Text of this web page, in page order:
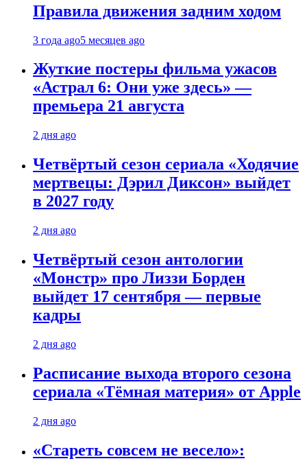
Правила движения задним ходом
3 года ago5 месяцев ago
Жуткие постеры фильма ужасов
«Астрал 6: Они уже здесь» —
премьера 21 августа
2 дня ago
Четвёртый сезон сериала «Ходячие
мертвецы: Дэрил Диксон» выйдет
в 2027 году
2 дня ago
Четвёртый сезон антологии
«Монстр» про Лиззи Борден
выйдет 17 сентября — первые
кадры
2 дня ago
Расписание выхода второго сезона
сериала «Тёмная материя» от Apple
2 дня ago
«Стареть совсем не весело»: